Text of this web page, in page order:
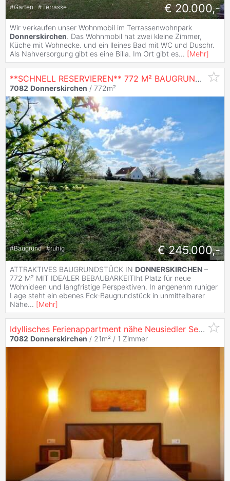
#Garten #Terrasse € 20.000,-
Wir verkaufen unser Wohnmobil im Terrassenwohnpark
Donnerskirchen. Das Wohnmobil hat zwei kleine Zimmer,
Küche mit Wohnecke. und ein lleines Bad mit WC und Duschr.
Als Nahversorgung gibt es eine Billa. Im Ort gibt es... [Mehr]
**SCHNELL RESERVIEREN** 772 M² BAUGRUNDSTÜCK IN BESTER LAGE IN
7082 Donnerskirchen / 772m²
#Baugrund #ruhig € 245.000,-
ATTRAKTIVES BAUGRUNDSTÜCK IN DONNERSKIRCHEN –
772 M² MIT IDEALER BEBAUBARKEITIht Platz für neue
Wohnideen und langfristige Perspektiven. In angenehm ruhiger
Lage steht ein ebenes Eck-Baugrundstück in unmittelbarer
Nähe... [Mehr]
Idyllisches Ferienappartment nähe Neusiedler See und Eisenstadt - 50.000,00
7082 Donnerskirchen / 21m² / 1 Zimmer